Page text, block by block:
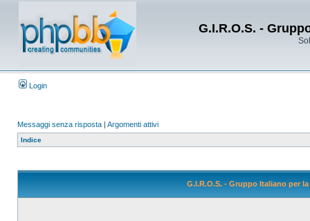
G.I.R.O.S. -
Login
Messaggi senza risposta | Argomenti attivi
Indice
G.I.R.O.S. - Gruppo Italiano per